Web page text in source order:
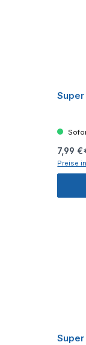
7,99
Preise